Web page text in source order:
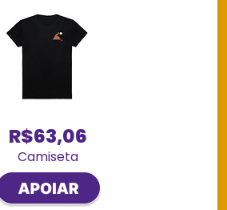
R$63,06
Camiseta